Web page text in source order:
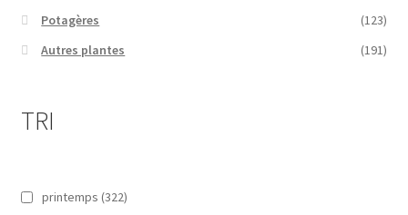
Potagères
(123)
Autres plantes
(191)
TRI
printemps (322)